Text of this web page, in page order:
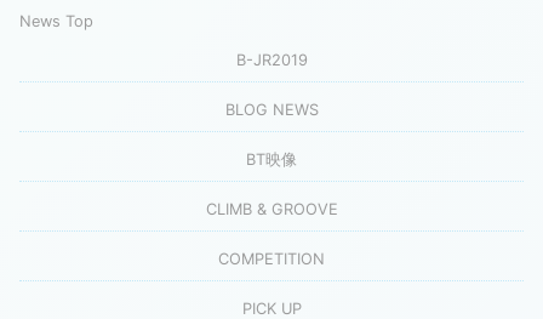
News Top
B-JR2019
BLOG NEWS
BT映像
CLIMB & GROOVE
COMPETITION
PICK UP